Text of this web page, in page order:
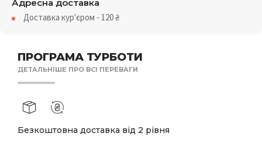
ПРОГРАМА ТУРБОТИ
ДЕТАЛЬНІШЕ ПРО ВСІ ПЕРЕВАГИ
Безкоштовна доставка від 2 рівня
Адресна доставка
Доставка кур'єром - 120₴